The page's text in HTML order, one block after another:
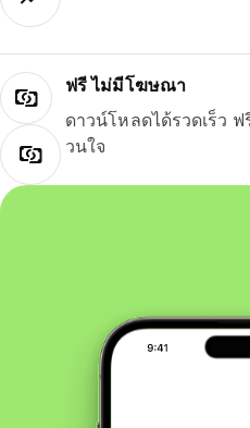
ฟรี ไม่มีโฆษณา
ดาวน์โหลดได้รวดเร็ว
วนใจ